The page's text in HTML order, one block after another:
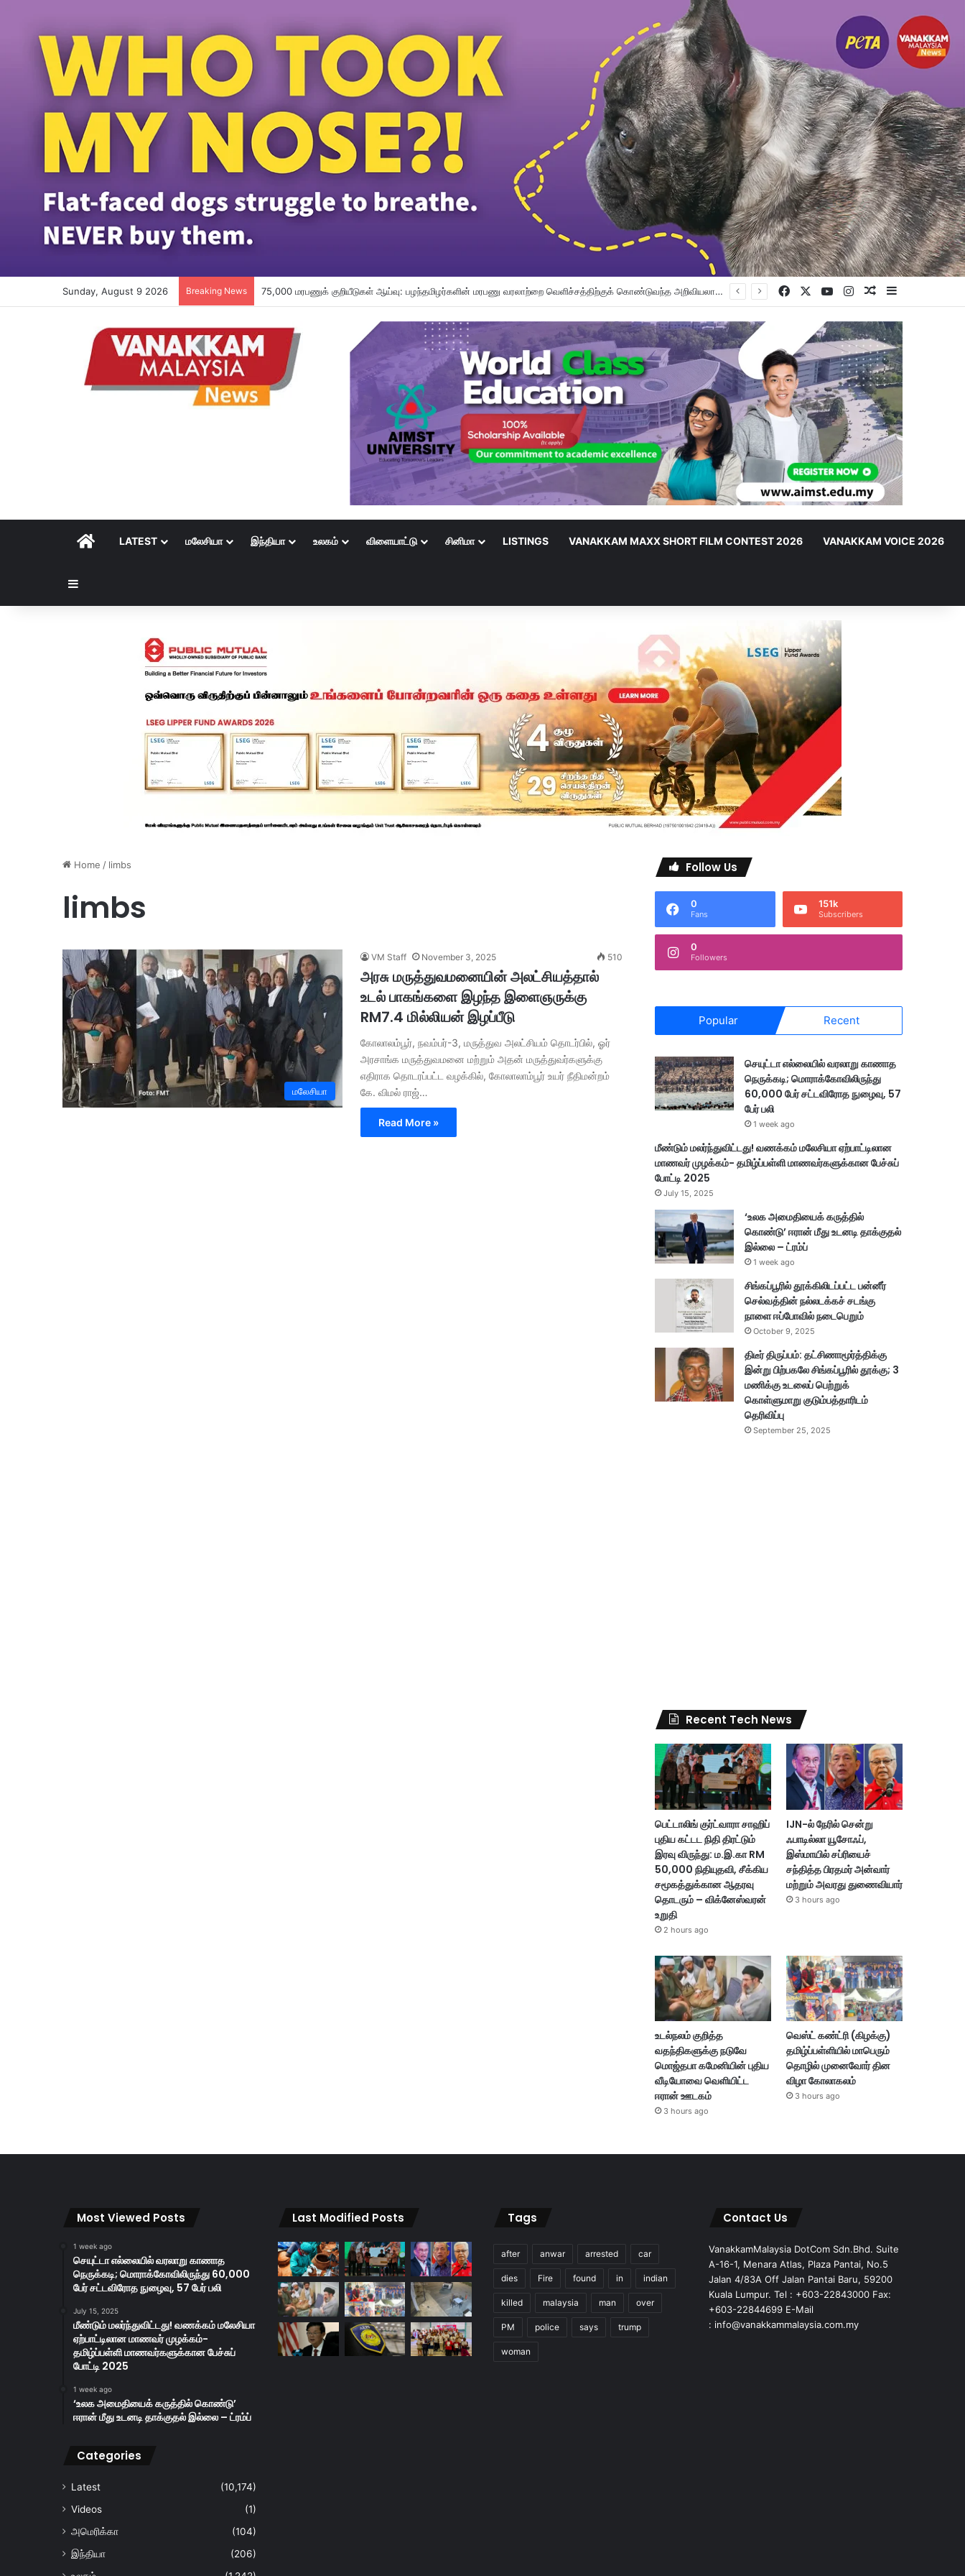
Sunday, August 9 2026 Breaking News பெட்டாலிங் குர்ட்வாரா சாஹிப் புதிய கட்டட நிதி திரட்டும் இரவு விருந்து: ம.இ.கா RM 50,000 நிதியுதவி, சீக்கிய சமூகத்துக்கான ஆதரவு தொடரும் – விக்னேஸ்வரன் உறுதி Facebook YouTubeInstagramRandom Article
HOMELATEST மலேசியா இந்தியா உலகம் விளையாட்டு சினிமா LISTINGS VANAKKAM MAXX SHORT FILM CONTEST 2026 VANAKKAM VOICE 2026
Home / limbs
limbs
மலேசியா
VM Staff November 3, 2025 510
அரசு மருத்துவமனையின் அலட்சியத்தால்
உடல் பாகங்களை இழந்த இளைஞருக்கு
RM7.4 மில்லியன் இழப்பீடு
கோலாலம்பூர், நவம்பர்-3, மருத்துவ அலட்சியம் தொடர்பில், ஓர்
அரசாங்க மருத்துவமனை மற்றும் அதன் மருத்துவர்களுக்கு
எதிராக தொடரப்பட்ட வழக்கில், கோலாலாம்பூர் உயர் நீதிமன்றம்
கே. விமல் ராஜ்…
Read More »
Follow Us
0
Fans
151k
Subscribers
0
Followers
Popular Recent
செயுட்டா எல்லையில் வரலாறு காணாத
நெருக்கடி; மொராக்கோவிலிருந்து
60,000 பேர் சட்டவிரோத நுழைவு, 57
பேர் பலி
1 week ago
மீண்டும் மலர்ந்துவிட்டது! வணக்கம் மலேசியா ஏற்பாட்டிலான
மாணவர் முழக்கம்- தமிழ்ப்பள்ளி மாணவர்களுக்கான பேச்சுப்
போட்டி 2025
July 15, 2025
‘உலக அமைதியைக் கருத்தில்
கொண்டு’ ஈரான் மீது உடனடி தாக்குதல்
இல்லை – ட்ரம்ப்
1 week ago
சிங்கப்பூரில் தூக்கிலிடப்பட்ட பன்னீர்
செல்வத்தின் நல்லடக்கச் சடங்கு
நாளை ஈப்போவில் நடைபெறும்
October 9, 2025
திடீர் திருப்பம்: தட்சிணாமூர்த்திக்கு
இன்று பிற்பகலே சிங்கப்பூரில் தூக்கு; 3
மணிக்கு உடலைப் பெற்றுக்
கொள்ளுமாறு குடும்பத்தாரிடம்
தெரிவிப்பு
September 25, 2025
Recent Tech News
பெட்டாலிங் குர்ட்வாரா சாஹிப்
புதிய கட்டட நிதி திரட்டும்
இரவு விருந்து: ம.இ.கா RM
50,000 நிதியுதவி, சீக்கிய
சமூகத்துக்கான ஆதரவு
தொடரும் – விக்னேஸ்வரன்
உறுதி
2 hours ago
IJN-ல் நேரில் சென்று
ஃபாடில்லா யூசோஃப்,
இஸ்மாயில் சப்ரியைச்
சந்தித்த பிரதமர் அன்வார்
மற்றும் அவரது துணைவியார்
3 hours ago
உடல்நலம் குறித்த
வதந்திகளுக்கு நடுவே
மொஜ்தபா கமேனியின் புதிய
வீடியோவை வெளியிட்ட
ஈரான் ஊடகம்
3 hours ago
வெஸ்ட் கண்ட்ரி (கிழக்கு)
தமிழ்ப்பள்ளியில் மாபெரும்
தொழில் முனைவோர் தின
விழா கோலாகலம்
3 hours ago
Most Viewed Posts
1 week ago
செயுட்டா எல்லையில் வரலாறு காணாத
நெருக்கடி; மொராக்கோவிலிருந்து 60,000
பேர் சட்டவிரோத நுழைவு, 57 பேர் பலி
July 15, 2025
மீண்டும் மலர்ந்துவிட்டது! வணக்கம் மலேசியா
ஏற்பாட்டிலான மாணவர் முழக்கம்-
தமிழ்ப்பள்ளி மாணவர்களுக்கான பேச்சுப்
போட்டி 2025
1 week ago
‘உலக அமைதியைக் கருத்தில் கொண்டு’
ஈரான் மீது உடனடி தாக்குதல் இல்லை – ட்ரம்ப்
Categories
Latest
(10,174)
Videos
(1)
அமெரிக்கா
(104)
இந்தியா
(206)
Last Modified Posts Tags
after anwar arrested car
dies Fire found in indian
killed malaysia man over
PM police says trump
woman
Contact Us
VanakkamMalaysia DotCom Sdn.Bhd. Suite
A-16-1, Menara Atlas, Plaza Pantai, No.5
Jalan 4/83A Off Jalan Pantai Baru, 59200
Kuala Lumpur. Tel : +603-22843000 Fax:
+603-22844699 E-Mail
: info@vanakkammalaysia.com.my